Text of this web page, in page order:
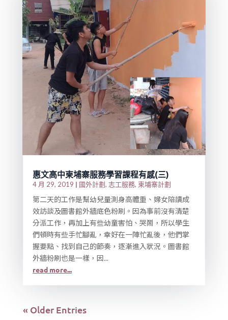
惠文高中柬埔寨服務學習課程有感(三)
4 月 29, 2019 | 國外計劃, 志工服務, 柬埔寨計劃
第二天的工作是幫幼兒量測身高體重、婦女陪讀成
效訪談及圖書館外牆底色粉刷。因為事前沒有清楚
分派工作，再加上有些幼童害怕、哭鬧，所以學生
們頓時有些手忙腳亂，幸好在一陣忙亂後，他們掌
握要點、找到自己的節奏，逐漸進入狀況。圖書館
外牆粉刷也是一樣，因...
read more...
« Older Entries